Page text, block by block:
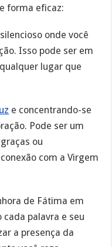
forma eficaz:
onde você
Isso pode ser em
lugar que
e concentrando-se
Pode ser um
ou
com a Virgem
de Fátima em
palavra e seu
a presença da